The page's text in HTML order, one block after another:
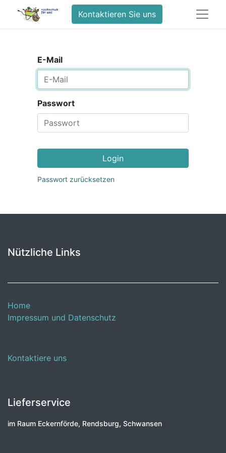
Kontaktieren Sie uns
E-Mail
Passwort
Login
Passwort zurücksetzen
Nützliche Links
Home
Impressum und Datenschutz
Kontaktiere uns
Lieferservice
im Raum Eckernförde, Rendsburg, Schwansen